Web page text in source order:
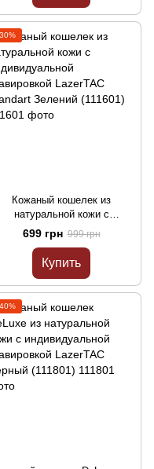
Кожаный кошелек из
натуральной кожи с
гравировкой
LazerTAC Standart Зелений
(111601)
699 грн 999 грн
Купить